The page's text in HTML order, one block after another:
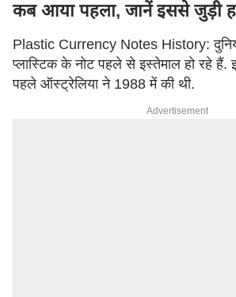
कब आया पहला, जानें इससे जुड़ी
Plastic Currency Notes History:
प्लास्टिक के नोट पहले से इस्तेमाल हो रहे
पहले ऑस्ट्रेलिया ने 1988 में की थी.
Advertisement